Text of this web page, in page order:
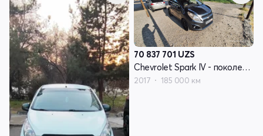
70 837 701 UZS
Chevrolet Spark IV - поколение
2017 185 000 км